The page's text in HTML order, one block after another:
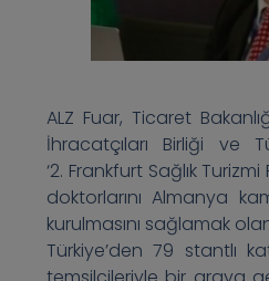
ALZ Fuar, Ticaret
İhracatçıları Birliği ve
‘2. Frankfurt Sağlık
doktorlarını Almanya
kurulmasını sağlamak
Türkiye’den 79 stantlı